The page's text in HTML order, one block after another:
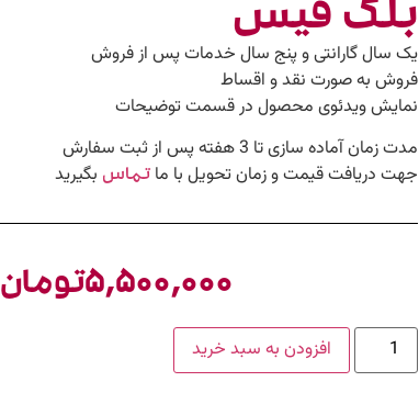
بلک فیس
یک سال گارانتی و پنج سال خدمات پس از فروش
فروش به صورت نقد و اقساط
نمایش ویدئوی محصول در قسمت توضیحات
مدت زمان آماده سازی تا 3 هفته پس از ثبت سفارش
جهت دریافت قیمت و زمان تحویل با ما تماس بگیرید
۵,۵۰۰,۰۰۰تومان
افزودن به سبد خرید